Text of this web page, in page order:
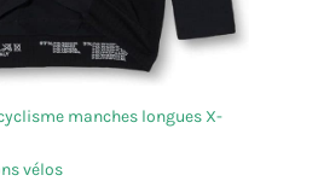
manches longues X-
vélos